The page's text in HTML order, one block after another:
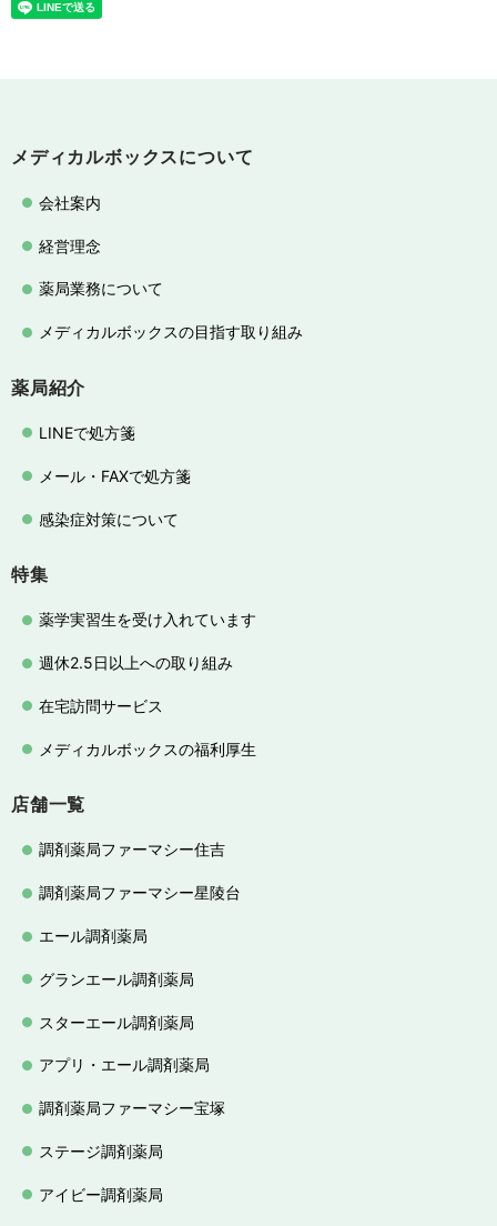
メディカルボックスについて
会社案内
経営理念
薬局業務について
メディカルボックスの目指す取り組み
薬局紹介
LINEで処方箋
メール・FAXで処方箋
感染症対策について
特集
薬学実習生を受け入れています
週休2.5日以上への取り組み
在宅訪問サービス
メディカルボックスの福利厚生
店舗一覧
調剤薬局ファーマシー住吉
調剤薬局ファーマシー星陵台
エール調剤薬局
グランエール調剤薬局
スターエール調剤薬局
アプリ・エール調剤薬局
調剤薬局ファーマシー宝塚
ステージ調剤薬局
アイビー調剤薬局